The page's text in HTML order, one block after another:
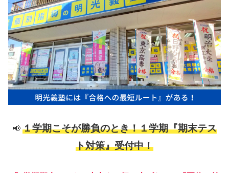
📢 １学期こそが勝負のとき！１学期『期末テス
ト対策』受付中！